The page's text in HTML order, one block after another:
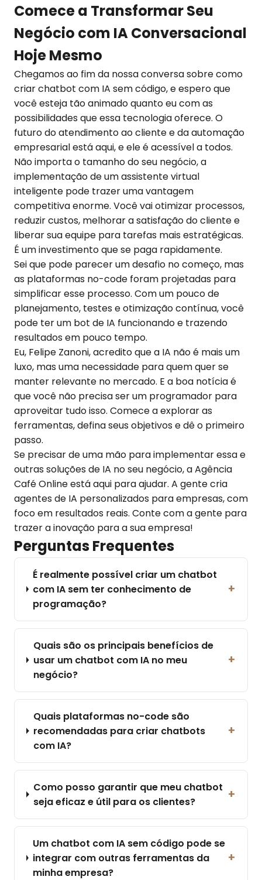
Comece a Transformar Seu
Negócio com IA Conversacional
Hoje Mesmo
Chegamos ao fim da nossa conversa sobre como
criar chatbot com IA sem código, e espero que
você esteja tão animado quanto eu com as
possibilidades que essa tecnologia oferece. O
futuro do atendimento ao cliente e da automação
empresarial está aqui, e ele é acessível a todos.
Não importa o tamanho do seu negócio, a
implementação de um assistente virtual
inteligente pode trazer uma vantagem
competitiva enorme. Você vai otimizar processos,
reduzir custos, melhorar a satisfação do cliente e
liberar sua equipe para tarefas mais estratégicas.
É um investimento que se paga rapidamente.
Sei que pode parecer um desafio no começo, mas
as plataformas no-code foram projetadas para
simplificar esse processo. Com um pouco de
planejamento, testes e otimização contínua, você
pode ter um bot de IA funcionando e trazendo
resultados em pouco tempo.
Eu, Felipe Zanoni, acredito que a IA não é mais um
luxo, mas uma necessidade para quem quer se
manter relevante no mercado. E a boa notícia é
que você não precisa ser um programador para
aproveitar tudo isso. Comece a explorar as
ferramentas, defina seus objetivos e dê o primeiro
passo.
Se precisar de uma mão para implementar essa e
outras soluções de IA no seu negócio, a Agência
Café Online está aqui para ajudar. A gente cria
agentes de IA personalizados para empresas, com
foco em resultados reais. Conte com a gente para
trazer a inovação para a sua empresa!
Perguntas Frequentes
É realmente possível criar um chatbot
com IA sem ter conhecimento de
programação?
+
Quais são os principais benefícios de
usar um chatbot com IA no meu
negócio?
+
Quais plataformas no-code são
recomendadas para criar chatbots
com IA?
+
Como posso garantir que meu chatbot
seja eficaz e útil para os clientes?
+
Um chatbot com IA sem código pode se
integrar com outras ferramentas da
minha empresa?
+